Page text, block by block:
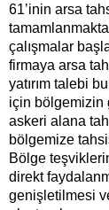
61’inin arsa
çalışmalar
firmaya arsa
yatırım talebi
için bölgemizin
askeri alana
bölgemize
Bölge
direkt
genişletilmesi